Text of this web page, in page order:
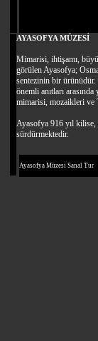
Ayasofya Müzesi Sanal Tur